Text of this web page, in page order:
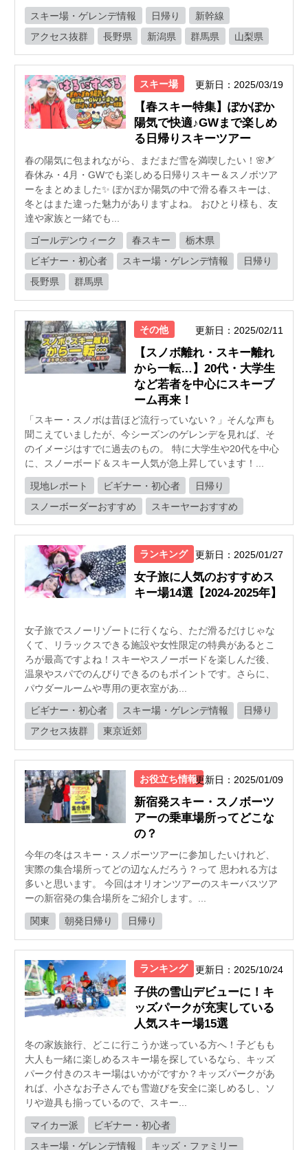
スキー場・ゲレンデ情報 日帰り
新幹線
アクセス抜群
長野県 新潟県 群馬県 山梨県
スキー場 更新日：2025/03/19
【春スキー特集】ぽかぽか
陽気で快適♪GWまで楽しめ
る日帰りスキーツアー
春の陽気に包まれながら、まだまだ雪を満喫したい！🌸🎿
春休み・4月・GWでも楽しめる日帰りスキー＆スノボツア
ーをまとめました✨ ぽかぽか陽気の中で滑る春スキーは、
冬とはまた違った魅力がありますよね。 おひとり様も、友
達や家族と一緒でも...
ゴールデンウィーク 春スキー
栃木県
ビギナー・初心者
スキー場・ゲレンデ情報
日帰り
長野県
群馬県
その他 更新日：2025/02/11
【スノボ離れ・スキー離れ
から一転…】20代・大学生
など若者を中心にスキーブ
ーム再来！
「スキー・スノボは昔ほど流行っていない？」そんな声も
聞こえていましたが、今シーズンのゲレンデを見れば、そ
のイメージはすでに過去のもの。 特に大学生や20代を中心
に、スノーボード＆スキー人気が急上昇しています！...
現地レポート ビギナー・初心者
日帰り
スノーボーダーおすすめ
スキーヤーおすすめ
ランキング 更新日：2025/01/27
女子旅に人気のおすすめス
キー場14選【2024-2025年】
女子旅でスノーリゾートに行くなら、ただ滑るだけじゃな
くて、リラックスできる施設や女性限定の特典があるとこ
ろが最高ですよね！スキーやスノーボードを楽しんだ後、
温泉やスパでのんびりできるのもポイントです。さらに、
パウダールームや専用の更衣室があ...
ビギナー・初心者 スキー場・ゲレンデ情報
日帰り
アクセス抜群
東京近郊
お役立ち情報更新日：2025/01/09
新宿発スキー・スノボーツ
アーの乗車場所ってどこな
の？
今年の冬はスキー・スノボーツアーに参加したいけれど、
実際の集合場所ってどの辺なんだろう？って 思われる方は
多いと思います。 今回はオリオンツアーのスキーバスツア
ーの新宿発の集合場所をご紹介します。...
関東 朝発日帰り 日帰り
ランキング 更新日：2025/10/24
子供の雪山デビューに！キ
ッズパークが充実している
人気スキー場15選
冬の家族旅行、どこに行こうか迷っている方へ！子どもも
大人も一緒に楽しめるスキー場を探しているなら、キッズ
パーク付きのスキー場はいかがですか？キッズパークがあ
れば、小さなお子さんでも雪遊びを安全に楽しめるし、ソ
リや遊具も揃っているので、スキー...
マイカー派
ビギナー・初心者
スキー場・ゲレンデ情報
キッズ・ファミリー